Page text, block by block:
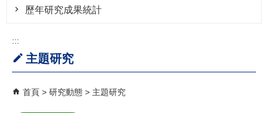
歷年研究成果統計
:::
主題研究
首頁 研究動態 主題研究